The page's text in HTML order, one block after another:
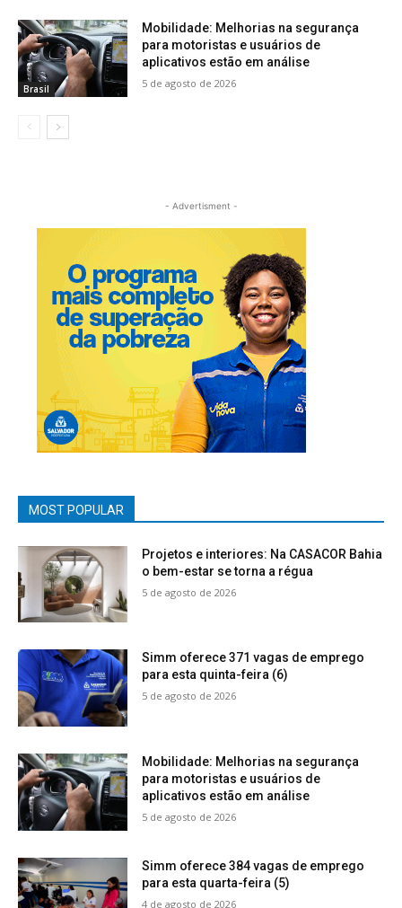
Brasil
Mobilidade: Melhorias na segurança
para motoristas e usuários de
aplicativos estão em análise
5 de agosto de 2026
- Advertisment -
MOST POPULAR
Projetos e interiores: Na CASACOR Bahia
o bem-estar se torna a régua
5 de agosto de 2026
Simm oferece 371 vagas de emprego
para esta quinta-feira (6)
5 de agosto de 2026
Mobilidade: Melhorias na segurança
para motoristas e usuários de
aplicativos estão em análise
5 de agosto de 2026
Simm oferece 384 vagas de emprego
para esta quarta-feira (5)
4 de agosto de 2026